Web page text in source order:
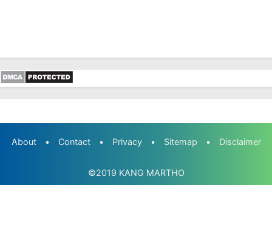
About • Contact • Privacy • Sitemap • Disclaimer
©2019 KANG MARTHO